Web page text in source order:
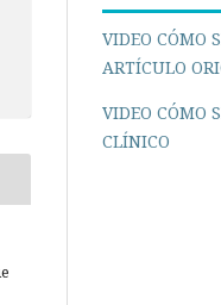
VIDEO CÓMO
ARTÍCULO
VIDEO CÓMO
CLÍNICO